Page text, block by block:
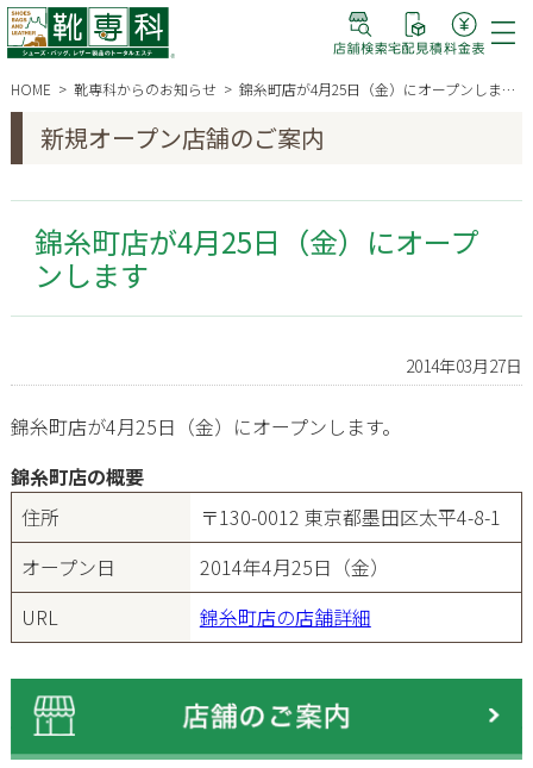
HOME 靴専科からのお知らせ 錦糸町店が4月25日（金）にオープンします
新規オープン店舗のご案内
錦糸町店が4月25日（金）にオープ
ンします
2014年03月27日
錦糸町店が4月25日（金）にオープンします。
錦糸町店の概要
住所
〒130-0012 東京都墨田区太平4-8-1
オープン日
2014年4月25日（金）
URL
錦糸町店の店舗詳細